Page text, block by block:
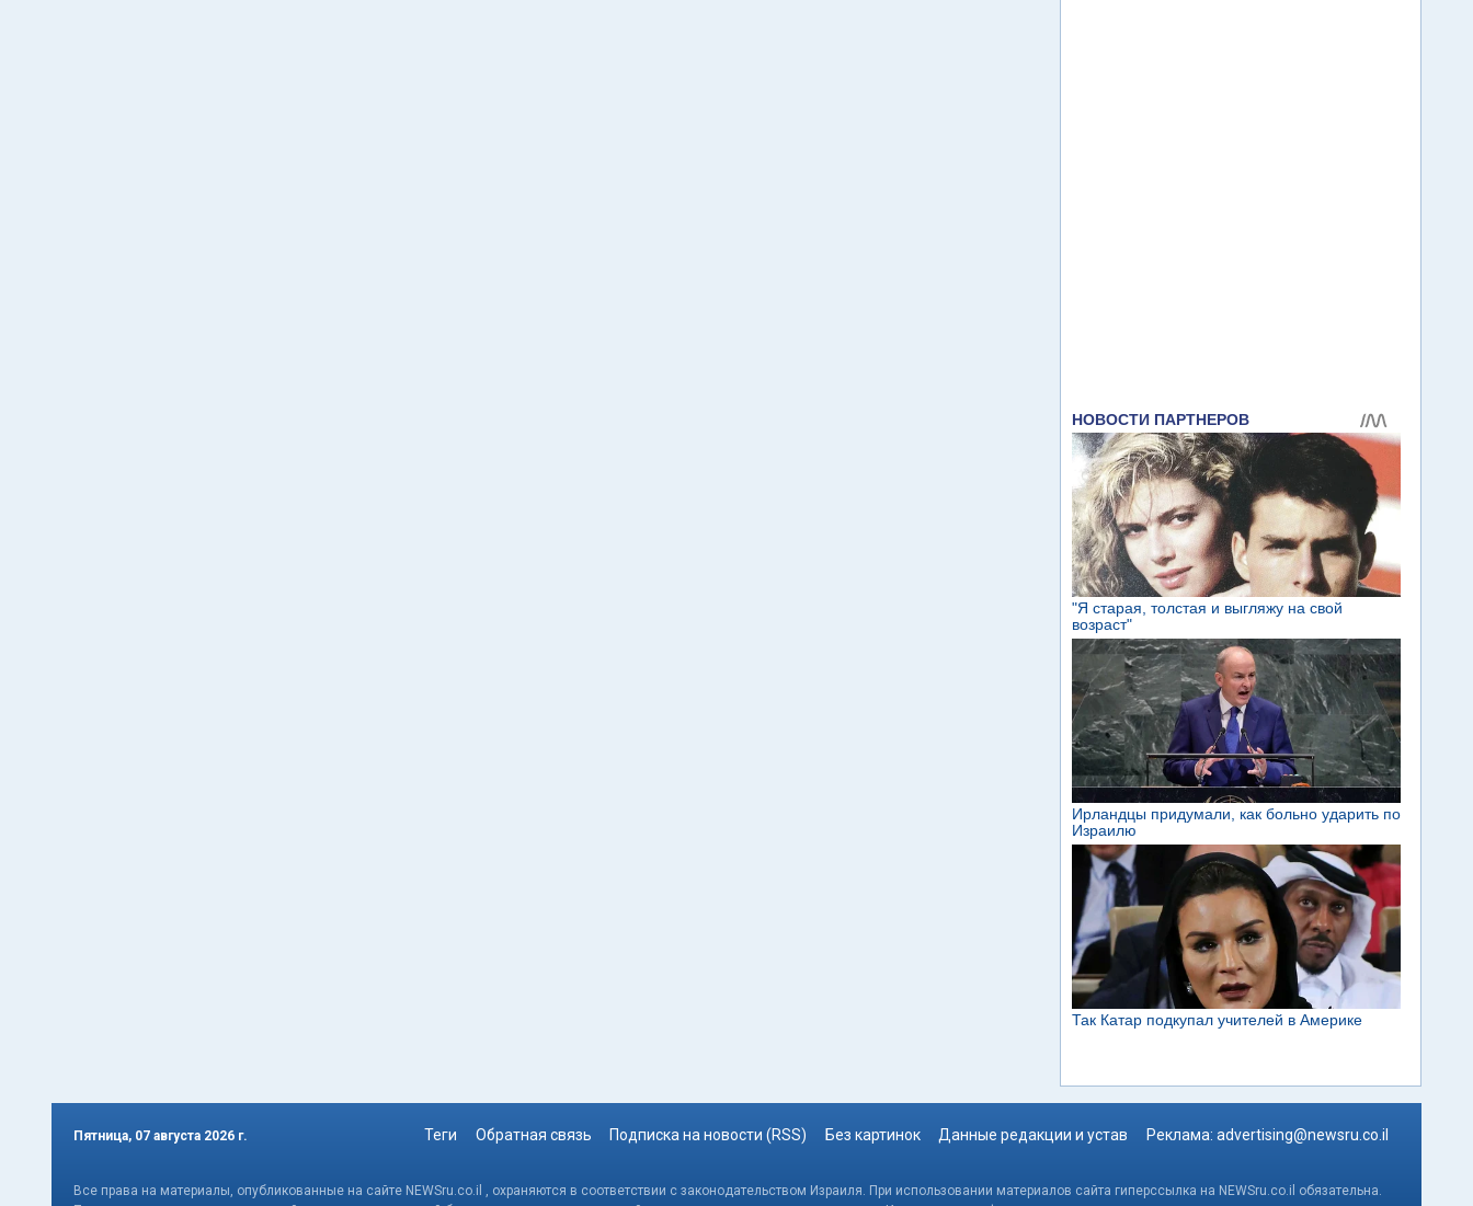
Пятница, 07 августа 2026 г. Теги Обратная связь Подписка на новости (RSS) Без картинок Данные редакции и устав Реклама: advertising@newsru.co.il
Все права на материалы, опубликованные на сайте NEWSru.co.il , охраняются в соответствии с законодательством Израиля. При использовании материалов сайта гиперссылка на NEWSru.co.il обязательна.